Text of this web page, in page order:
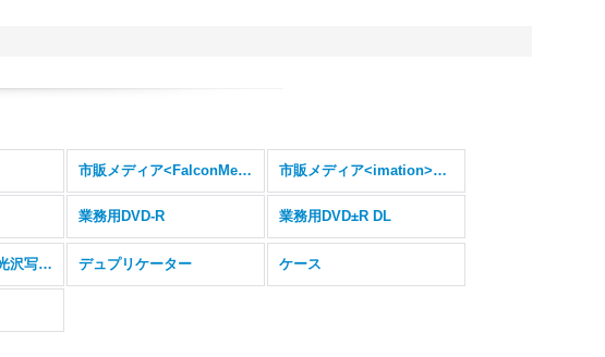
市販メディア<FalconMedia>CD/DVD/DVD-R DL(CPRM) 市販メディア<imation>CD/DVD/DVD(CPRM)/BD-R
業務用DVD-R 業務用DVD±R DL
光沢写真画質/耐水光沢写真画質（ウォーターシールド）メディア デュプリケーター ケース